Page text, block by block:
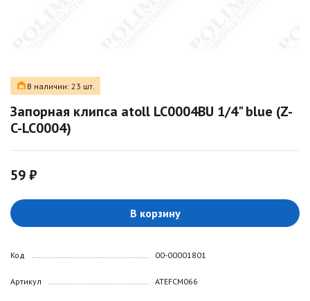
В наличии: 23 шт.
Запорная клипса atoll LC0004BU 1/4" blue (Z-
C-LC0004)
59 ₽
В корзину
Код
Артикул
00-00001801
ATEFCM066